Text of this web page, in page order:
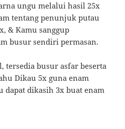
ungu melalui hasil 25x
tentang penunjuk putau
& Kamu sanggup
busur sendiri permasan.
tersedia busur asfar beserta
Dikau 5x guna enam
dapat dikasih 3x buat enam